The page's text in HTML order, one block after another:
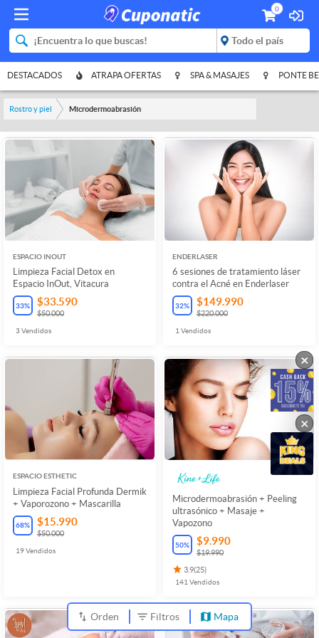
0
DESTACADOS ATRAPA OFERTAS SPA & MASAJES PONTE
Rostro y piel Microdermoabrasión
ESPACIO INOUT
Limpieza Facial Detox en
Espacio InOut, Vitacura
33% $33.590
$50.000
3Vendidos
ENDERLASER
6 sesiones de tratamiento láser
contra el Acné en Enderlaser
32% $149.990
$220.000
1 Vendidos
ESPACIO ESTHETIC
Limpieza Facial Profunda Dermik
+ Vaporozono + Mascarilla
68% $15.990
$50.000
19Vendidos
Microdermoabrasión + Peeling
ultrasónico + Masaje +
Vapozono
50% $9.990
$19.990
3.9(25)
141 Vendidos
Orden Filtros Mapa
×
×